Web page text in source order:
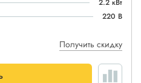
2.2 кВт
220 В
Получить скидку